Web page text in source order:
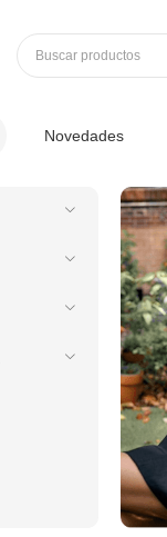
Buscar productos
Novedades